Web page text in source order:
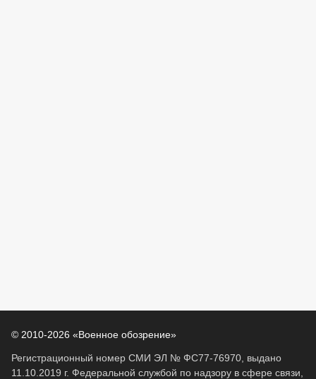
© 2010-2026 «Военное обозрение»
Регистрационный номер СМИ ЭЛ № ФС77-76970, выдано
11.10.2019 г. Федеральной службой по надзору в сфере связи,